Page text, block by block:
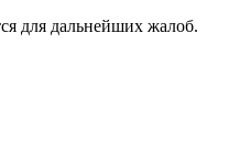
для дальнейших жалоб.